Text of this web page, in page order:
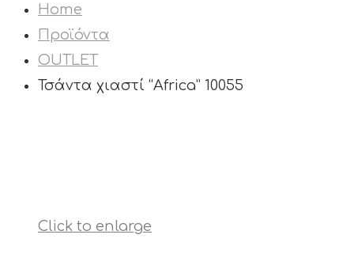
Home
Προϊόντα
OUTLET
Τσάντα χιαστί “Africa” 10055
Click to enlarge